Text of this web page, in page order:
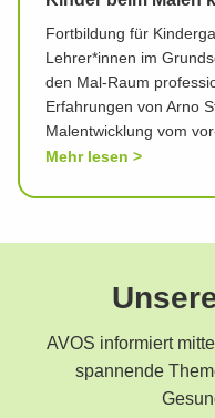
Fortbildung für
Lehrer*innen im
den Mal-Raum
Erfahrungen von Arno
Malentwicklung vom
Mehr lesen
AVOS informiert
spannende